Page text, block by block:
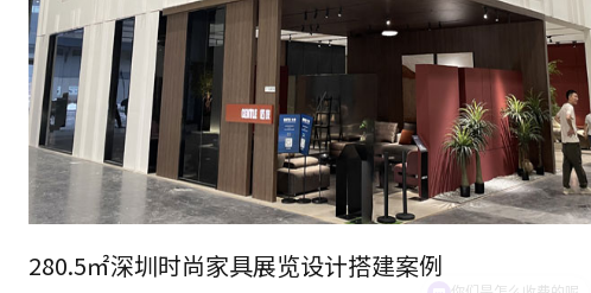
280.5㎡深圳时尚家具展览设计搭建案例